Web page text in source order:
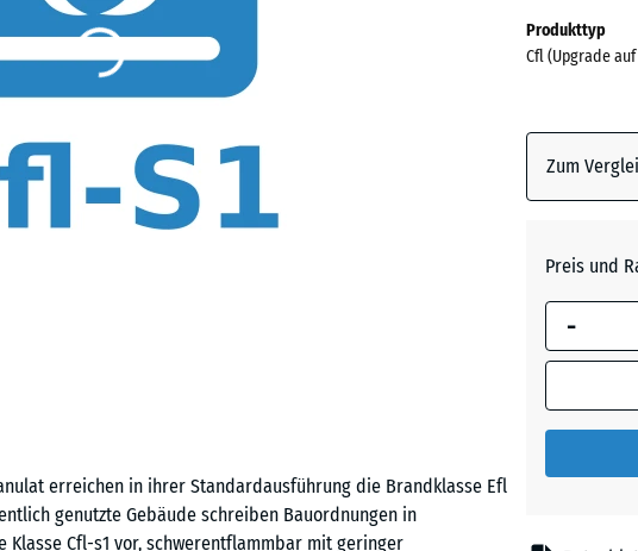
erreichen in ihrer Standardausführung die Brandklasse Efl
genutzte Gebäude schreiben Bauordnungen in
Klasse Cfl-s1 vor, schwerentflammbar mit geringer
Abmessungen
für
0
mm
Die
umrandete
(sofern in
anders
Produkttyp
Cfl (Upgrade
Zum
Preis und
-